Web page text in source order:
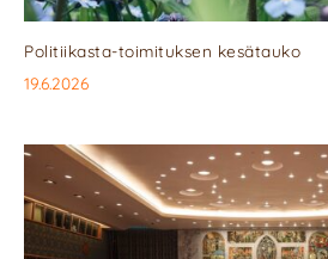
Politiikasta-toimituksen kesätauko
19.6.2026